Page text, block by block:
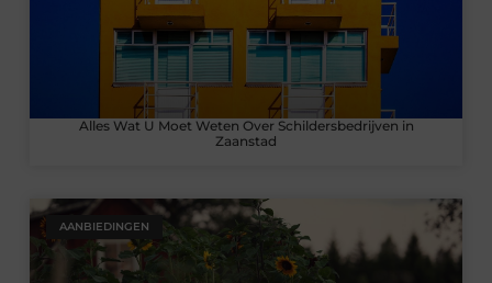
Alles Wat U Moet Weten Over Schildersbedrijven in
Zaanstad
AANBIEDINGEN